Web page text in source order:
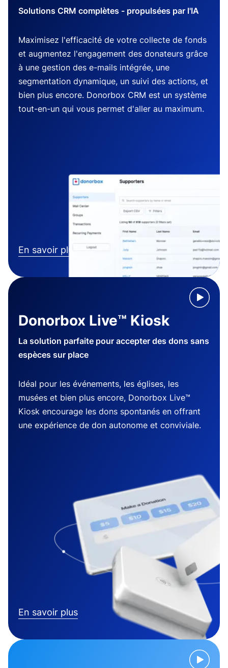
Solutions CRM complètes - propulsées par l'IA
Maximisez l'efficacité de votre collecte de fonds
et augmentez l'engagement des donateurs grâce
à une gestion des e-mails intégrée, une
segmentation dynamique, un suivi des actions, et
bien plus encore. Donorbox CRM est un système
tout-en-un qui vous permet d'aller au maximum.
En savoir plus
Donorbox Live™ Kiosk
La solution parfaite pour accepter des dons sans
espèces sur place
Idéal pour les événements, les églises, les
musées et bien plus encore, Donorbox Live™
Kiosk encourage les dons spontanés en offrant
une expérience de don autonome et conviviale.
En savoir plus